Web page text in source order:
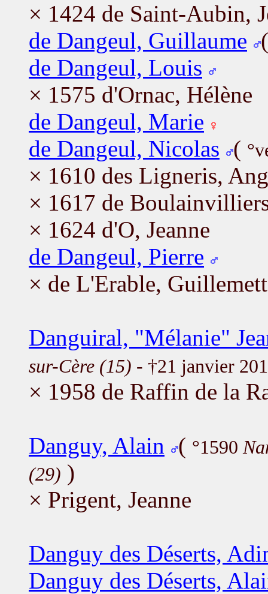
× 1424 de Saint-Aubin,
de Dangeul, Guillaume
de Dangeul, Louis
× 1575 d'Ornac, Hélène
de Dangeul, Marie
de Dangeul, Nicolas (
× 1610 des Ligneris,
× 1617 de
× 1624 d'O, Jeanne
de Dangeul, Pierre
× de L'Erable,
Danguiral, "Mélanie"
sur-Cère (15) - †21 janvier
× 1958 de Raffin de la
Danguy, Alain ( °1590
(29) )
× Prigent, Jeanne
Danguy des Déserts,
Danguy des Déserts,